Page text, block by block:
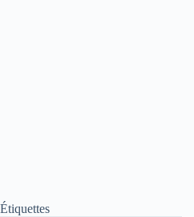
Étiquettes